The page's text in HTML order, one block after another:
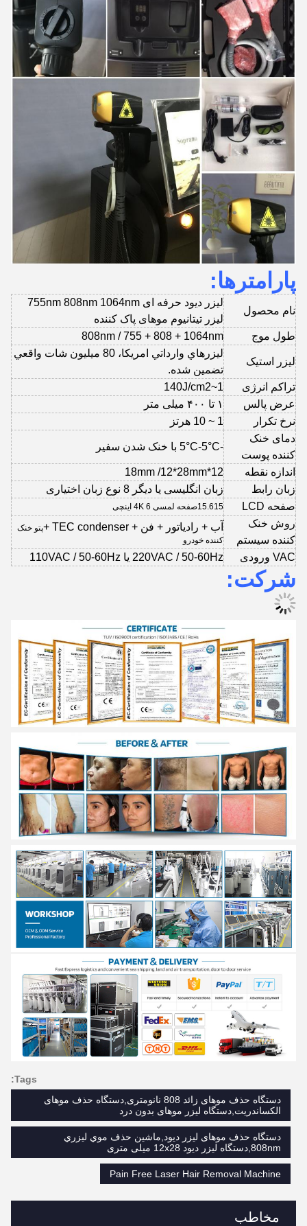
مخاطب
پارامترها:
نام محصول
لیزر دیود حرفه ای 755nm 808nm 1064nm
لیزر تیتانیوم موهای پاک کننده
طول موج
808nm / 755 + 808 + 1064nm
لیزر استیک
ليزرهاي وارداتي امريکا، 80 ميليون شات واقعي
تضمين شده.
تراکم انرژی
1~140J/cm2
عرض پالس
۱ تا ۴۰۰ میلی متر
نرخ تکرار
1 ~ 10 هرتز
دمای خنک
کننده پوست
-5°C-5°C با خنک شدن سفیر
اندازه نقطه
12*18mm /12*28mm
زبان رابط
زبان انگلیسی یا دیگر 8 نوع زبان اختیاری
صفحه LCD
15.615صفحه لمسی 4K 6 اینچی
روش خنک
کننده سیستم
آب + رادیاتور + فن + TEC condenser +
پتو خنک
کننده خودرو
VAC ورودی 220VAC / 50-60Hz یا 110VAC / 50-60Hz
شرکت:
Tags:
دستگاه حذف موهای زائد 808 نانومتری,دستگاه حذف موهای
الکساندریت,دستگاه لیزر موهای بدون درد
دستگاه حذف موهای لیزر دیود,ماشين حذف موي ليزري
808nm,دستگاه لیزر دیود 12x28 میلی متری
Pain Free Laser Hair Removal Machine